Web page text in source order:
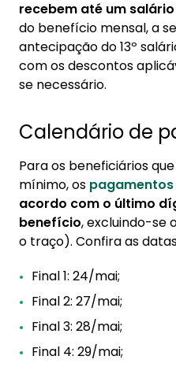
recebem até um
do benefício mensal, a
antecipação do 13º
com os descontos
se necessário.
Calendário de
Para os beneficiários
mínimo, os pagamentos
acordo com o último
benefício, excluindo-se
o traço). Confira as
Final 1: 24/mai;
Final 2: 27/mai;
Final 3: 28/mai;
Final 4: 29/mai;